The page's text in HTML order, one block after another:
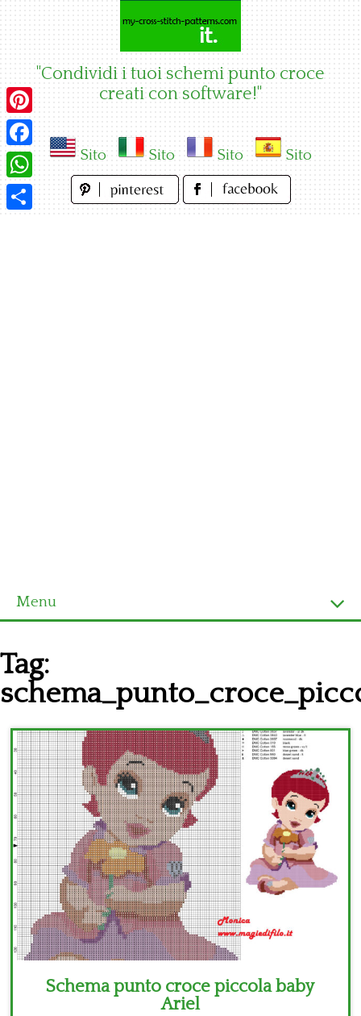
"Condividi i tuoi schemi punto croce
creati con software!"
Sito Sito Sito Sito
Menu
Ultimi schemi
Alfabeto
Bambini
Disney
Thun
Tag:
Schema punto croce piccola baby
Ariel
Pinterest
Facebook
WhatsApp